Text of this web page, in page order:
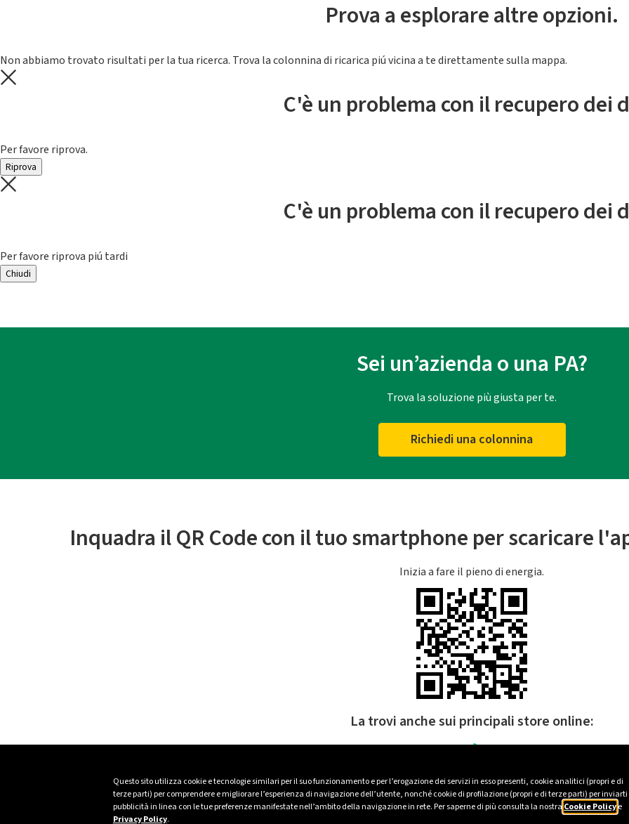
Questo sito utilizza cookie e tecnologie similari per il suo funzionamento e per l’erogazione dei servizi in esso presenti, cookie analitici (propri e di
terze parti) per comprendere e migliorare l’esperienza di navigazione dell’utente, nonché cookie di profilazione (propri e di terze parti) per inviarti
pubblicità in linea con le tue preferenze manifestate nell’ambito della navigazione in rete. Per saperne di più consulta la nostra Cookie Policye
Privacy Policy.
Prova a esplorare altre opzioni.
Non abbiamo trovato risultati per la tua ricerca. Trova la colonnina di ricarica piú vicina a te direttamente sulla mappa.
C'è un problema con il recupero dei
Per favore riprova.
Riprova
C'è un problema con il recupero dei
Per favore riprova piú tardi
Chiudi
Sei un’azienda o una PA?
Trova la soluzione più giusta per te.
Richiedi una colonnina
Inquadra il QR Code con il tuo smartphone per scaricare
Inizia a fare il pieno di energia.
La trovi anche sui principali store online: